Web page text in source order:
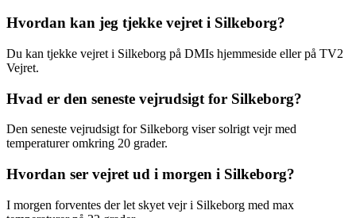
Hvordan kan jeg tjekke vejret i Silkeborg?
Du kan tjekke vejret i Silkeborg på DMIs hjemmeside eller på TV2
Vejret.
Hvad er den seneste vejrudsigt for Silkeborg?
Den seneste vejrudsigt for Silkeborg viser solrigt vejr med
temperaturer omkring 20 grader.
Hvordan ser vejret ud i morgen i Silkeborg?
I morgen forventes der let skyet vejr i Silkeborg med max